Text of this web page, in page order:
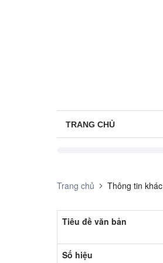
TRANG CHỦ
Trang chủ Thông tin khác
Tiêu đề văn bản
Số hiệu